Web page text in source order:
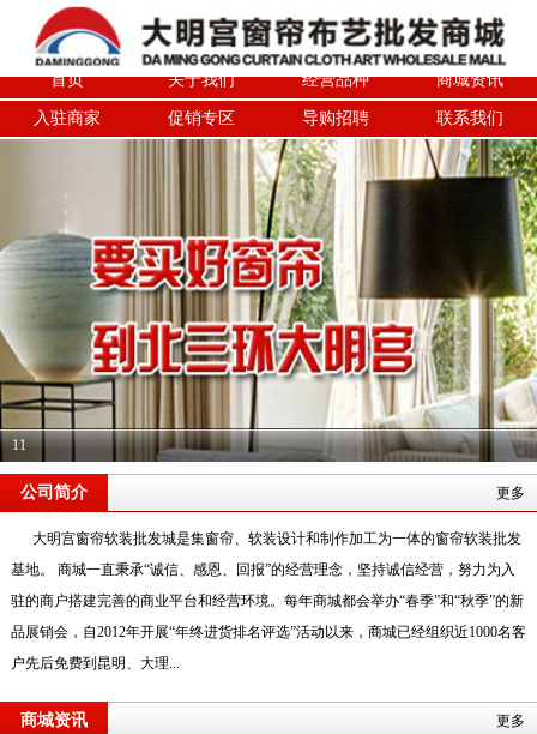
首页 关于我们 经营品种 商城资讯
入驻商家 促销专区 导购招聘 联系我们
11
公司简介 更多
大明宫窗帘软装批发城是集窗帘、软装设计和制作加工为一体的窗帘软装批发
基地。 商城一直秉承“诚信、感恩、回报”的经营理念，坚持诚信经营，努力为入
驻的商户搭建完善的商业平台和经营环境。每年商城都会举办“春季”和“秋季”的新
品展销会，自2012年开展“年终进货排名评选”活动以来，商城已经组织近1000名客
户先后免费到昆明、大理...
商城资讯 更多